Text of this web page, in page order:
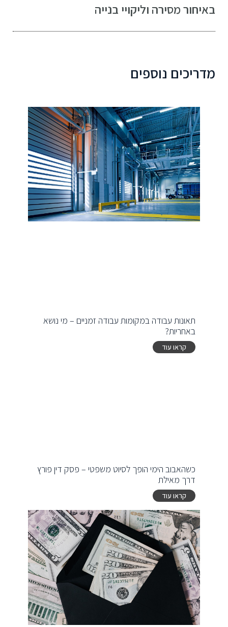
באיחור מסירה וליקויי בנייה
מדריכים נוספים
תאונות עבודה במקומות עבודה זמניים – מי נושא
באחריות?
קראו עוד
כשהאבוב הימי הופך לסיוט משפטי – פסק דין פורץ
דרך מאילת
קראו עוד